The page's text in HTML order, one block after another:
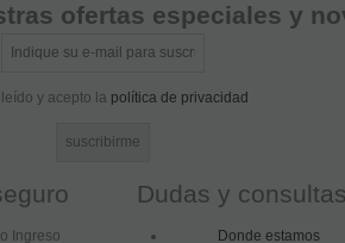
ofertas especiales y
leído y acepto la política de privacidad
Ingreso
Dudas y
Donde estamos